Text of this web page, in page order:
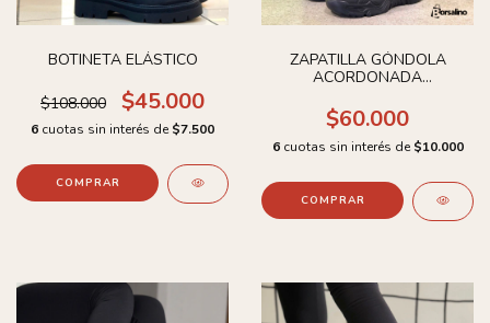
BOTINETA ELÁSTICO
$108.000 $45.000
6 cuotas sin interés de $7.500
COMPRAR
ZAPATILLA GÓNDOLA
ACORDONADA
$60.000
6 cuotas sin interés de $10.000
COMPRAR